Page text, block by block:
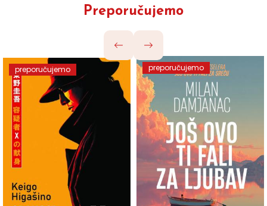
Preporučujemo
preporučujemo preporučujemo